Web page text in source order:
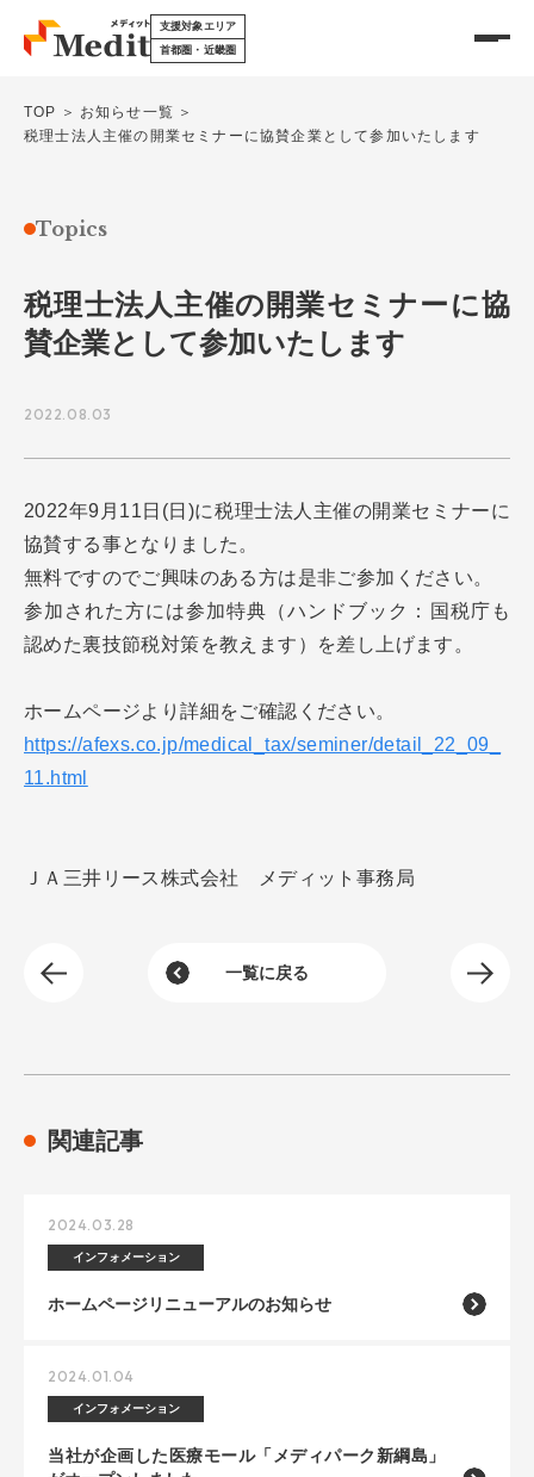
支援対象エリア
首都圏・近畿圏
サービスについて
メディットの特徴
医療モールについて
DX製品を探す
各種リース
移転・リニューアル支援
サポート担当について
開業物件情報
開業のメリット・デメリット
開業までの流れについて
開業に必要な費用について
開業医の年収
内覧会の流れと成功のポイント
開業の種類
新規開業支援
クリニックの承継・受継ぎ
病院（理事長）承継
支援事例
お知らせ
TOP
お知らせ一覧
税理士法人主催の開業セミナーに協賛企業として参加いたします
Topics
税理士法人主催の開業セミナーに協
賛企業として参加いたします
2022.08.03
2022年9月11日(日)に税理士法人主催の開業セミナーに
協賛する事となりました。
無料ですのでご興味のある方は是非ご参加ください。
参加された方には参加特典（ハンドブック：国税庁も
認めた裏技節税対策を教えます）を差し上げます。
ホームページより詳細をご確認ください。
https://afexs.co.jp/medical_tax/seminer/detail_22_09_
11.html
ＪＡ三井リース株式会社 メディット事務局
一覧に戻る
関連記事
2024.03.28
インフォメーション
ホームページリニューアルのお知らせ
2024.01.04
インフォメーション
当社が企画した医療モール「メディパーク新綱島」